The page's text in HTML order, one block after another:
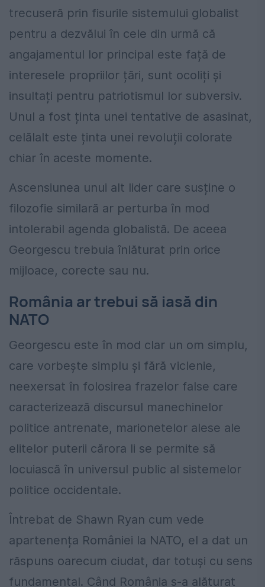
trecuseră prin fisurile sistemului globalist
pentru a dezvălui în cele din urmă că
angajamentul lor principal este față de
interesele propriilor țări, sunt ocoliți și
insultați pentru patriotismul lor subversiv.
Unul a fost ținta unei tentative de asasinat,
celălalt este ținta unei revoluții colorate
chiar în aceste momente.
Ascensiunea unui alt lider care susține o
filozofie similară ar perturba în mod
intolerabil agenda globalistă. De aceea
Georgescu trebuia înlăturat prin orice
mijloace, corecte sau nu.
România ar trebui să iasă din
NATO
Georgescu este în mod clar un om simplu,
care vorbește simplu și fără viclenie,
neexersat în folosirea frazelor false care
caracterizează discursul manechinelor
politice antrenate, marionetelor alese ale
elitelor puterii cărora li se permite să
locuiască în universul public al sistemelor
politice occidentale.
Întrebat de Shawn Ryan cum vede
apartenența României la NATO, el a dat un
răspuns oarecum ciudat, dar totuși cu sens
fundamental. Când România s-a alăturat